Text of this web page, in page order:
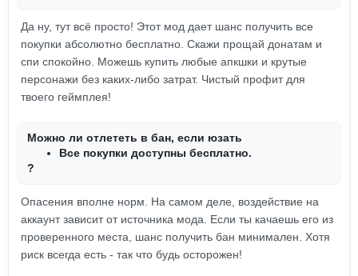
Да ну, тут всё просто! Этот мод дает шанс получить все
покупки абсолютно бесплатно. Скажи прощай донатам и
спи спокойно. Можешь купить любые апкшки и крутые
персонажи без каких-либо затрат. Чистый профит для
твоего геймплея!
Можно ли отлететь в бан, если юзать
Все покупки доступны бесплатно.
?
Опасения вполне норм. На самом деле, воздействие на
аккаунт зависит от источника мода. Если ты качаешь его из
проверенного места, шанс получить бан минимален. Хотя
риск всегда есть - так что будь осторожен!